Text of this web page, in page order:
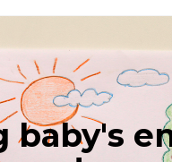
baby's